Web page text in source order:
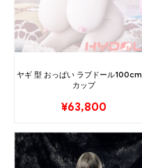
ヤギ 型 おっぱい ラブドール100cm O
カップ
¥63,800